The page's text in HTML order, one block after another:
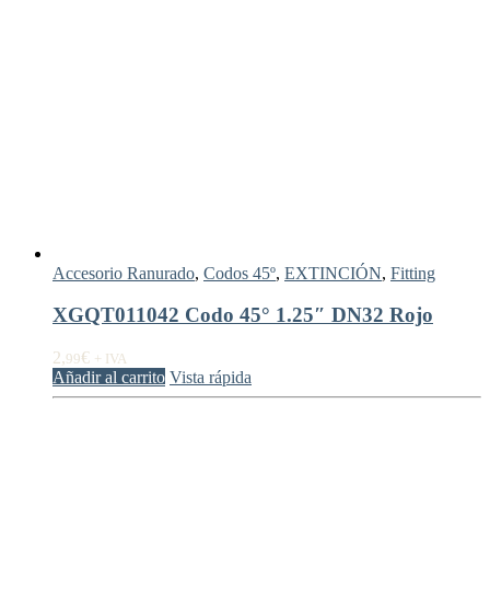
Accesorio Ranurado, Codos 45º, EXTINCIÓN, Fitting
XGQT011042 Codo 45° 1.25″ DN32 Rojo
2,99€ + IVA
Añadir al carrito Vista rápida